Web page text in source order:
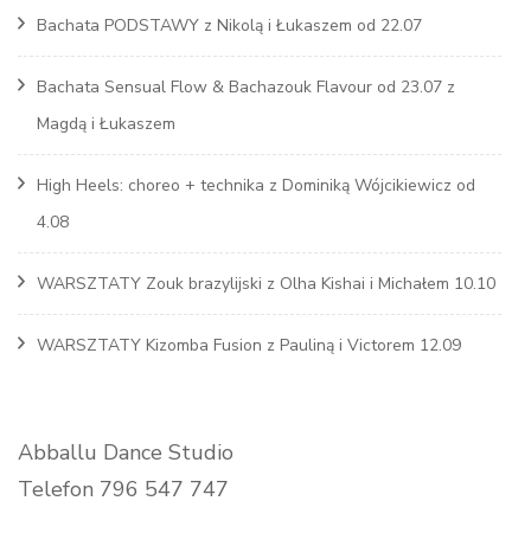
Bachata PODSTAWY z Nikolą i Łukaszem od 22.07
Bachata Sensual Flow & Bachazouk Flavour od 23.07 z
Magdą i Łukaszem
High Heels: choreo + technika z Dominiką Wójcikiewicz od
4.08
WARSZTATY Zouk brazylijski z Olha Kishai i Michałem 10.10
WARSZTATY Kizomba Fusion z Pauliną i Victorem 12.09
Abballu Dance Studio
Telefon 796 547 747